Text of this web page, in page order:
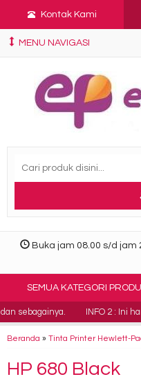
Kontak Kami
MENU NAVIGASI
Buka jam 08.00 s/d jam
SEMUA KATEGORI
INFO 2 : Ini
Beranda » Tinta Printer Hewlett-
HP 680 Black